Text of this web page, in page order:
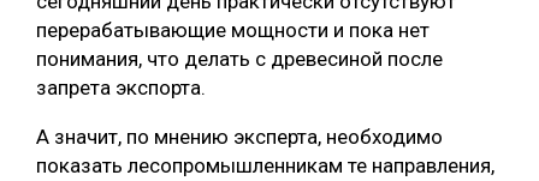
перерабатывающие мощности и пока нет
понимания, что делать с древесиной после
запрета экспорта.
А значит, по мнению эксперта, необходимо
показать лесопромышленникам те направления,